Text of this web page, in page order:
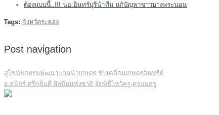
ต้องแบบนี้..!!! นอ.อินทร์บุรีนำทีม แก้ปัญหาชาวบางพระนอน
Tags: จังหวัดระยอง
Post navigation
สุโขทัยอบรมพัฒนาแกนนำเกษตร ขับเคลื่อนเกษตรอินทรีย์
อ.ธนิสร์ ศรีกลิ่นดี ศิลปินแห่งชาติ จัดพิธีไหว้ครู-ครอบครู